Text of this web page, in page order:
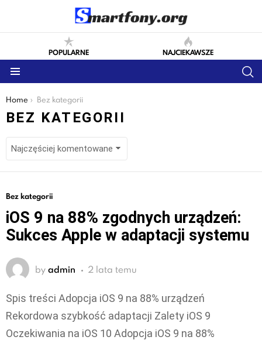
POPULARNE NAJCIEKAWSZE
You are here:
Home Bez kategorii
BEZ KATEGORII
LATEST
Bez kategorii
iOS 9 na 88% zgodnych urządzeń:
Sukces Apple w adaptacji systemu
by admin 2 lata temu
Spis treści Adopcja iOS 9 na 88% urządzeń
Rekordowa szybkość adaptacji Zalety iOS 9
Oczekiwania na iOS 10 Adopcja iOS 9 na 88%